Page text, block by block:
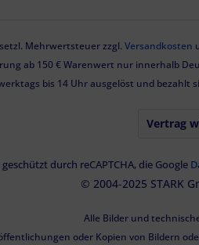
Mehrwertsteuer zzgl. Versandkosten
ab 150 € Warenwert nur innerhalb
bis 14 Uhr ausgelöst und bezahlt
Vertrag
geschützt durch reCAPTCHA, die Google
© 2004-2025 STARK
Alle Bilder und
oder Kopien von Bildern